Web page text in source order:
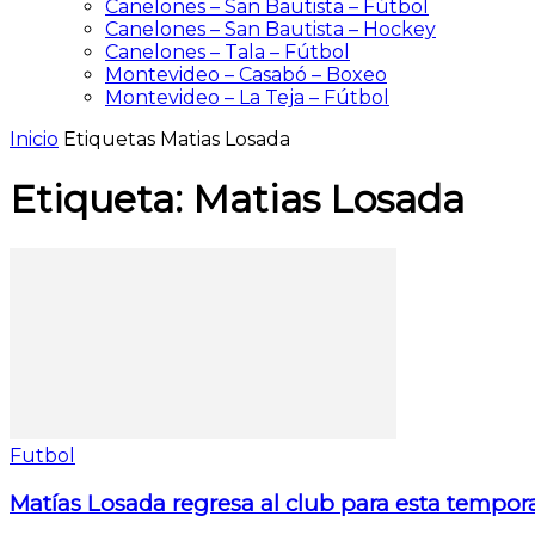
Canelones – San Bautista – Fútbol
Canelones – San Bautista – Hockey
Canelones – Tala – Fútbol
Montevideo – Casabó – Boxeo
Montevideo – La Teja – Fútbol
Inicio Etiquetas Matias Losada
Etiqueta: Matias Losada
Futbol
Matías Losada regresa al club para esta